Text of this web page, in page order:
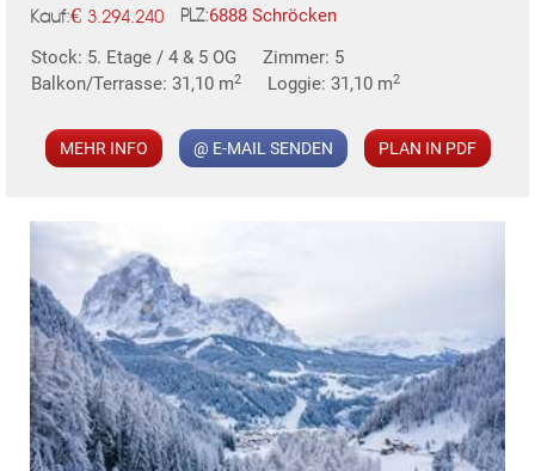
Kauf:€ 3.294.240 PLZ:6888 Schröcken
Stock: 5. Etage / 4 & 5 OG
Zimmer: 5
Balkon/Terrasse: 31,10 m2 Loggie: 31,10 m2
MEHR INFO @ E-MAIL SENDEN PLAN IN PDF